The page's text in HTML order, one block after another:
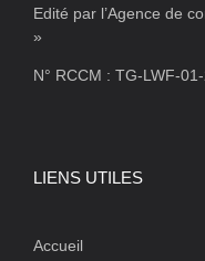
Edité par l’Agence de
»
N° RCCM : TG-LWF-
LIENS UTILES
Accueil